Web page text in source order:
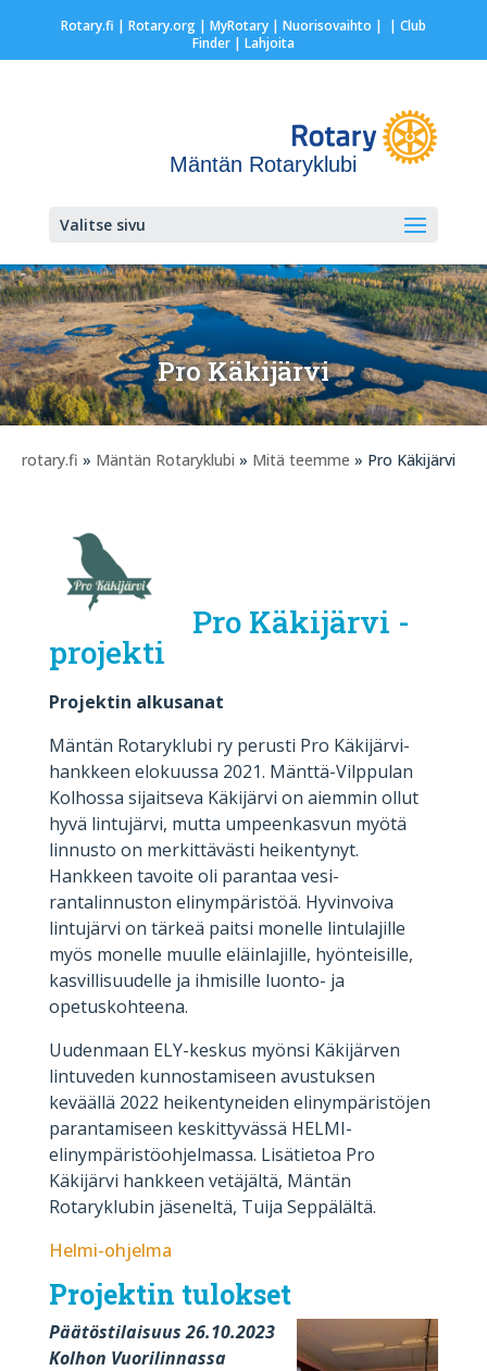
Rotary.fi | Rotary.org| MyRotary | Nuorisovaihto | | Club
Finder| Lahjoita
Mäntän Rotaryklubi
Valitse sivu
Pro Käkijärvi
rotary.fi » Mäntän Rotaryklubi » Mitä teemme » Pro Käkijärvi
Pro Käkijärvi -
projekti
Projektin alkusanat
Mäntän Rotaryklubi ry perusti Pro Käkijärvi-
hankkeen elokuussa 2021. Mänttä-Vilppulan
Kolhossa sijaitseva Käkijärvi on aiemmin ollut
hyvä lintujärvi, mutta umpeenkasvun myötä
linnusto on merkittävästi heikentynyt.
Hankkeen tavoite oli parantaa vesi-
rantalinnuston elinympäristöä. Hyvinvoiva
lintujärvi on tärkeä paitsi monelle lintulajille
myös monelle muulle eläinlajille, hyönteisille,
kasvillisuudelle ja ihmisille luonto- ja
opetuskohteena.
Uudenmaan ELY-keskus myönsi Käkijärven
lintuveden kunnostamiseen avustuksen
keväällä 2022 heikentyneiden elinympäristöjen
parantamiseen keskittyvässä HELMI-
elinympäristöohjelmassa. Lisätietoa Pro
Käkijärvi hankkeen vetäjältä, Mäntän
Rotaryklubin jäseneltä, Tuija Seppälältä.
Helmi-ohjelma
Projektin tulokset
Päätöstilaisuus 26.10.2023
Kolhon Vuorilinnassa